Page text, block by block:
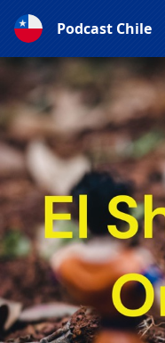
Podcast Chile